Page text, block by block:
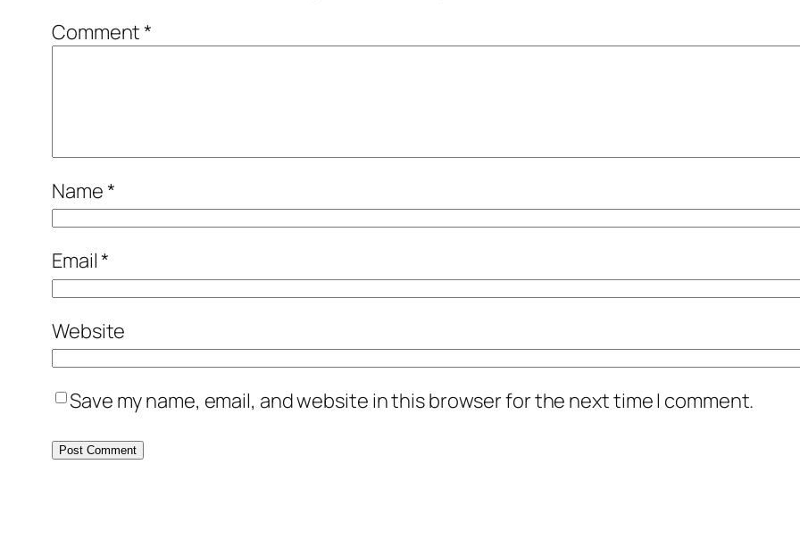
Comment*
Name*
Email*
Website
Save my name, email, and website in this browser for the next time I comment.